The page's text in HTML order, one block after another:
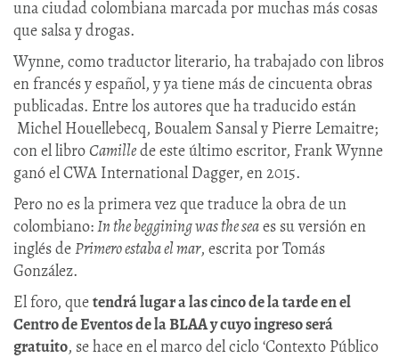
una ciudad colombiana marcada por muchas más cosas
que salsa y drogas.
Wynne, como traductor literario, ha trabajado con libros
en francés y español, y ya tiene más de cincuenta obras
publicadas. Entre los autores que ha traducido están
Michel Houellebecq, Boualem Sansal y Pierre Lemaitre;
con el libroCamillede este último escritor, Frank Wynne
ganó el CWA International Dagger, en 2015.
Pero no es la primera vez que traduce la obra de un
colombiano:In the beggining was the seaes su versión en
inglés dePrimero estaba el mar, escrita por Tomás
González.
El foro, quetendrá lugar a las cinco de la tarde en el
Centro de Eventos de la BLAA y cuyo ingreso será
gratuito, se hace en el marco del ciclo ‘Contexto Público